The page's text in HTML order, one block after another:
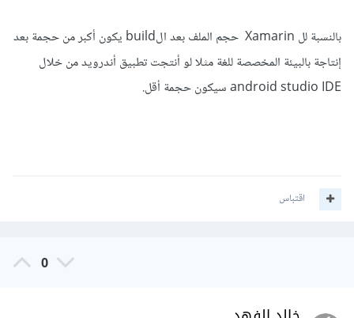
بالنسبة لل Xamarin حجم الملف بعد الbuild يكون أكبر من حجمة بعد
إنتاجة بالبيئة المخصصة للغة مثلا لو أنتجت تطبيق أندرويد من خلال
android studio IDE سيكون حجمة أقل.
اقتباس
0